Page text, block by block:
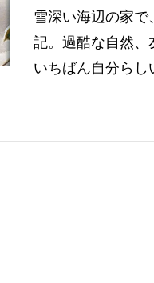
雪深い海辺の家
記。過酷な自然、
いちばん自分ら